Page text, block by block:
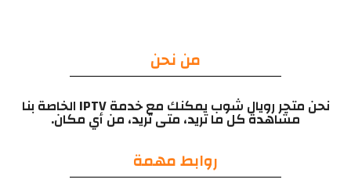
من نحن
نحن متجر رويال شوب يمكنك مع خدمة IPTV الخاصة بنا
مشاهدة كل ما تريد، متى تريد، من أي مكان.
روابط مهمة